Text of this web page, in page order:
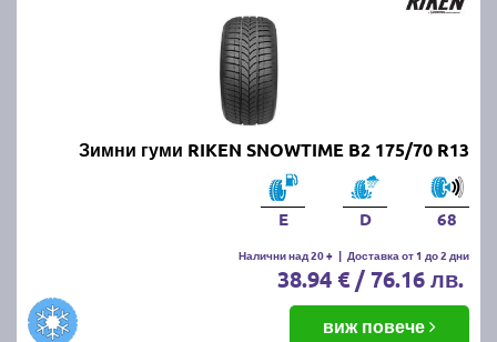
Зимни гуми RIKEN SNOWTIME B2 175/70 R13
E D 68
Налични над 20 + | Доставка от 1 до 2 дни
38.94 € / 76.16 лв.
виж повече